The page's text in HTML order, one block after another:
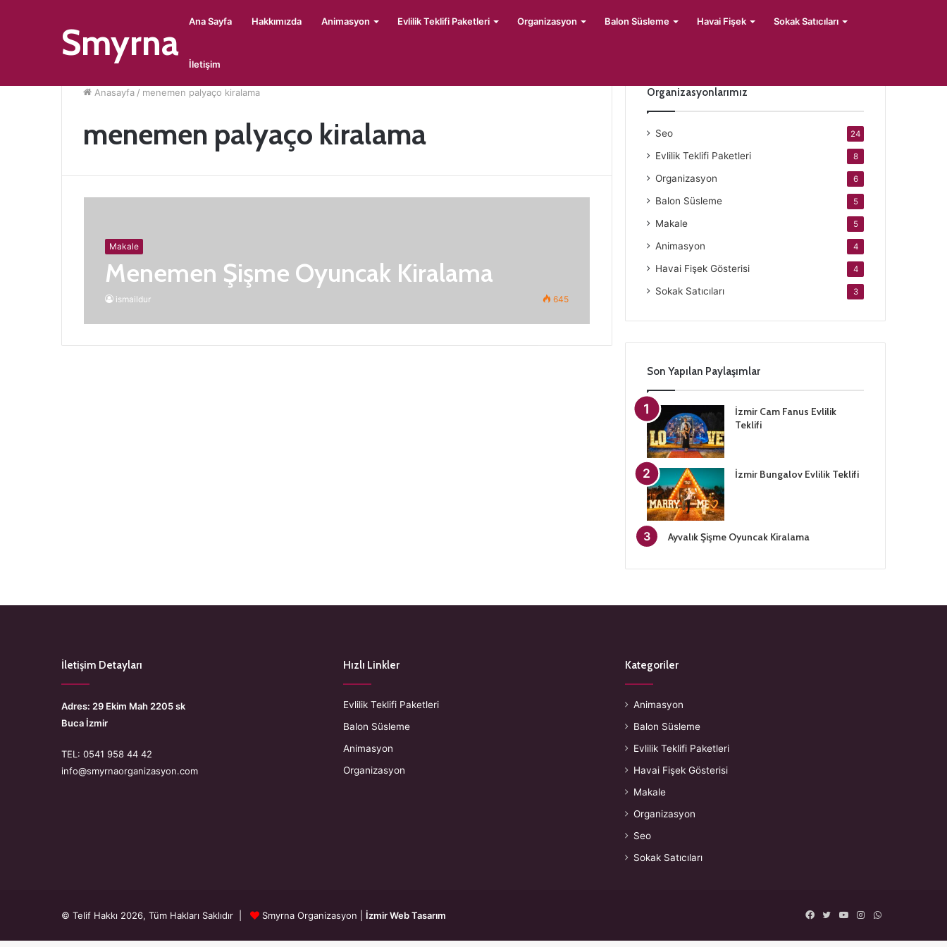
Smyrna Ana Sayfa Hakkımızda Animasyon Evlilik Teklifi Paketleri Organizasyon Balon Süsleme Havai Fişek Sokak Satıcıları
İletişim
Anasayfa / menemen palyaço kiralama
menemen palyaço kiralama
Makale
Menemen Şişme Oyuncak Kiralama
ismaildur 645
Organizasyonlarımız
Seo 24
Evlilik Teklifi Paketleri 8
Organizasyon 6
Balon Süsleme 5
Makale 5
Animasyon 4
Havai Fişek Gösterisi 4
Sokak Satıcıları 3
Son Yapılan Paylaşımlar
İzmir Cam Fanus Evlilik
Teklifi
İzmir Bungalov Evlilik Teklifi
Ayvalık Şişme Oyuncak Kiralama
İletişim Detayları
Adres: 29 Ekim Mah 2205 sk
Buca İzmir
TEL: 0541 958 44 42
info@smyrnaorganizasyon.com
Hızlı Linkler
Evlilik Teklifi Paketleri
Balon Süsleme
Animasyon
Organizasyon
Kategoriler
Animasyon
Balon Süsleme
Evlilik Teklifi Paketleri
Havai Fişek Gösterisi
Makale
Organizasyon
Seo
Sokak Satıcıları
© Telif Hakkı 2026, Tüm Hakları Saklıdır | Smyrna Organizasyon İzmir Web Tasarım Facebook
TwitterYouTubeInstagram
WhatsApp